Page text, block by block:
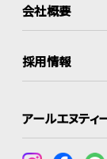
会社概要
採用情報
アールエヌティ